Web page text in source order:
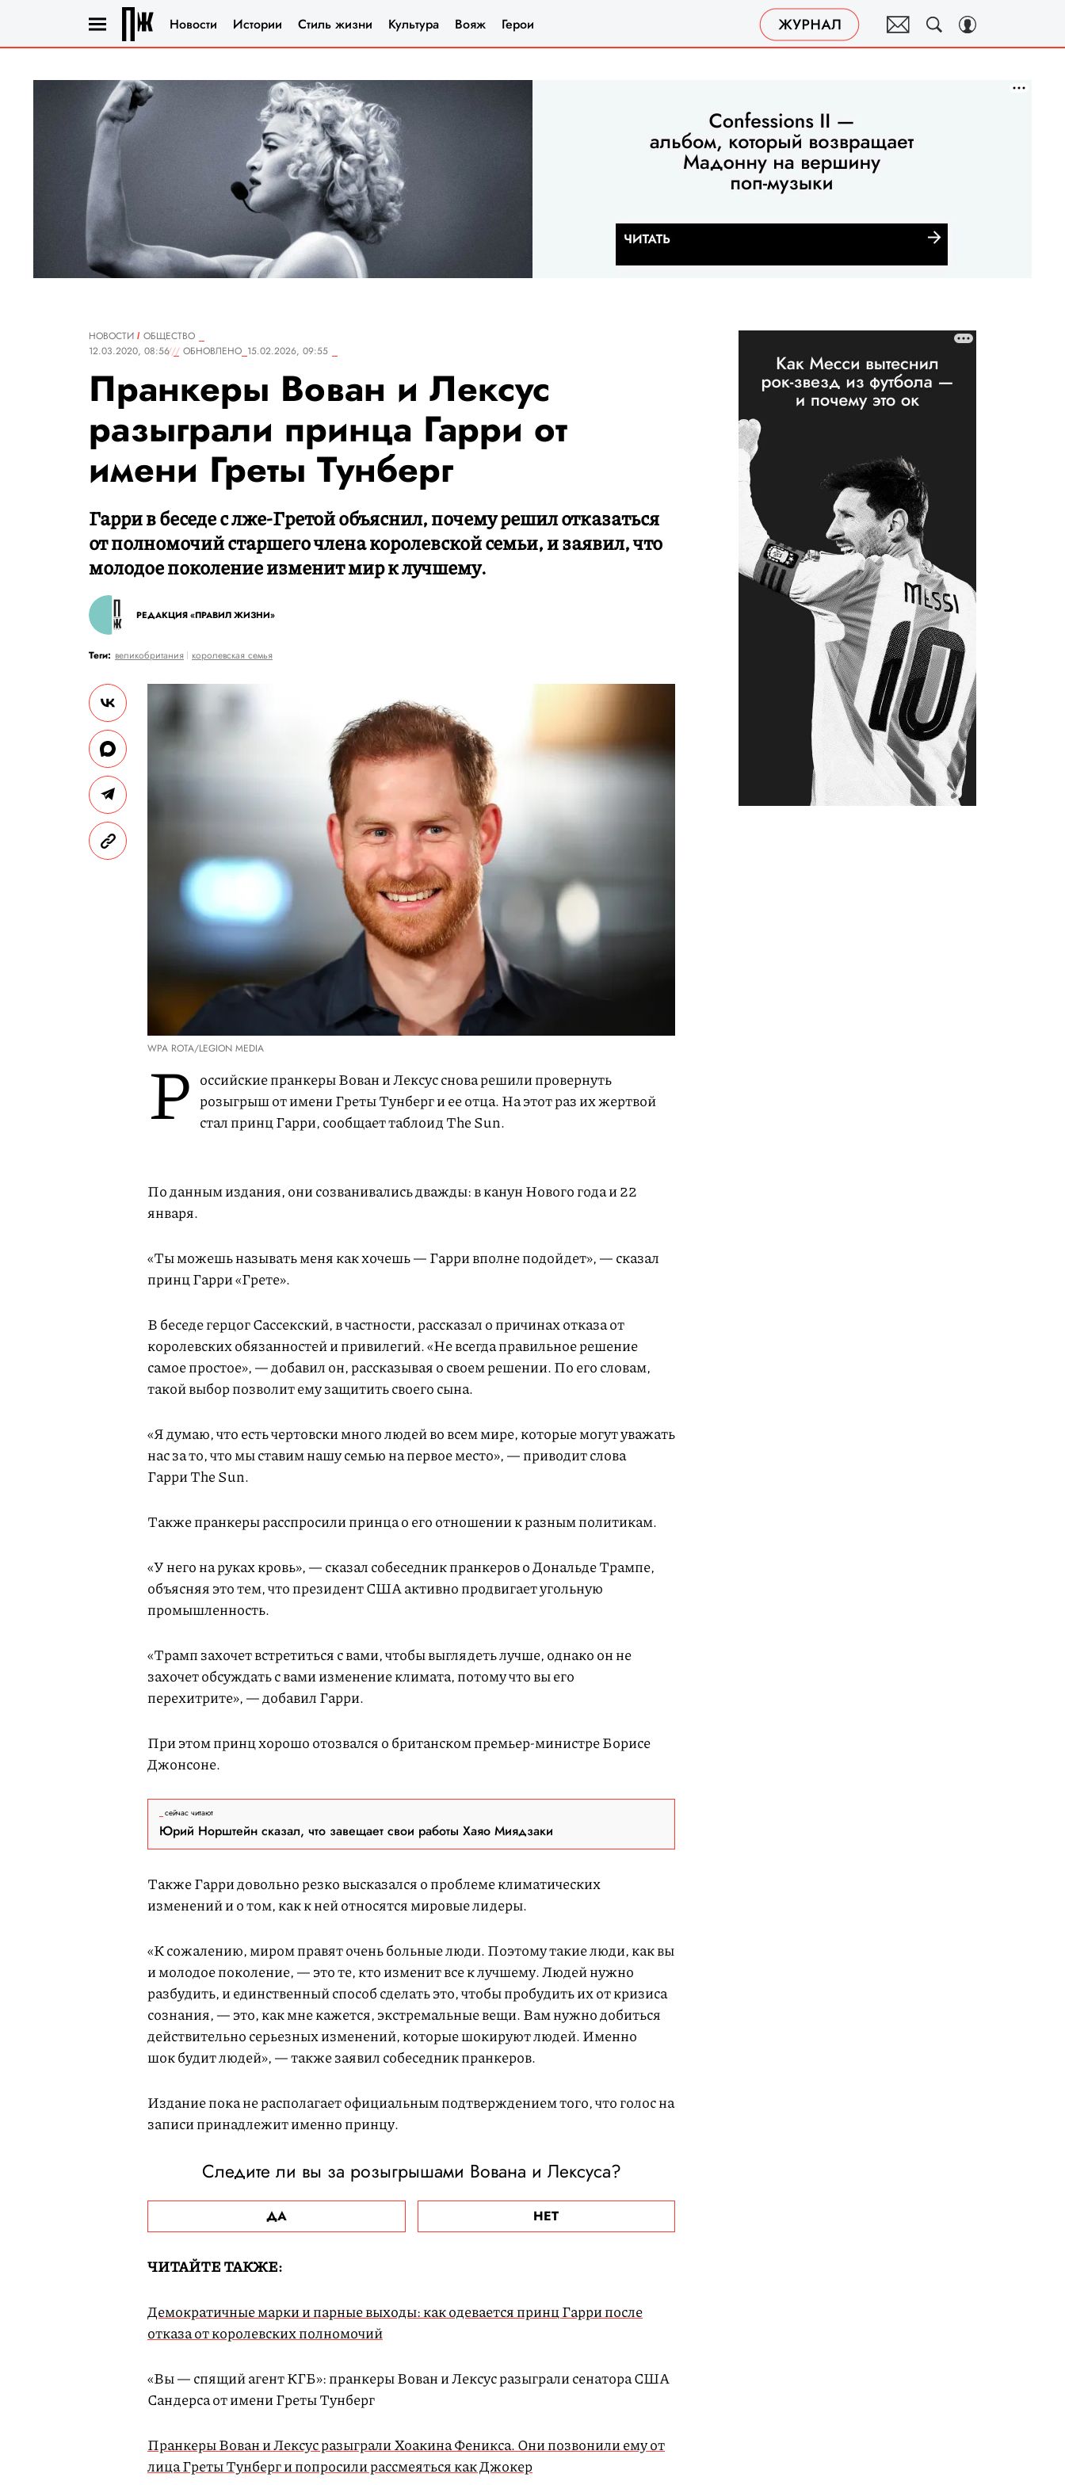
Новости Истории Стиль жизни Культура Вояж Герои
НОВОСТИ
ОБЩЕСТВО
12.03.2020, 08:56
ОБНОВЛЕНО 15.02.2026, 09:55
Пранкеры Вован и Лексус
разыграли принца Гарри от
имени Греты Тунберг
Гарри в беседе с лже-Гретой объяснил, почему решил отказаться
от полномочий старшего члена королевской семьи, и заявил, что
молодое поколение изменит мир к лучшему.
РЕДАКЦИЯ «ПРАВИЛ ЖИЗНИ»
Теги: великобритания королевская семья
WPA ROTA/LEGION MEDIA
Р оссийские пранкеры Вован и Лексус снова решили провернуть
розыгрыш от имени Греты Тунберг и ее отца. На этот раз их жертвой
стал принц Гарри, сообщает таблоид The Sun.
По данным издания, они созванивались дважды: в канун Нового года и 22
января.
«Ты можешь называть меня как хочешь — Гарри вполне подойдет», — сказал
принц Гарри «Грете».
В беседе герцог Сассекский, в частности, рассказал о причинах отказа от
королевских обязанностей и привилегий. «Не всегда правильное решение
самое простое», — добавил он, рассказывая о своем решении. По его словам,
такой выбор позволит ему защитить своего сына.
«Я думаю, что есть чертовски много людей во всем мире, которые могут уважать
нас за то, что мы ставим нашу семью на первое место», — приводит слова
Гарри The Sun.
Также пранкеры расспросили принца о его отношении к разным политикам.
«У него на руках кровь», — сказал собеседник пранкеров о Дональде Трампе,
объясняя это тем, что президент США активно продвигает угольную
промышленность.
«Трамп захочет встретиться с вами, чтобы выглядеть лучше, однако он не
захочет обсуждать с вами изменение климата, потому что вы его
перехитрите», — добавил Гарри.
При этом принц хорошо отозвался о британском премьер-министре Борисе
Джонсоне.
сейчас читают
Юрий Норштейн сказал, что завещает свои работы Хаяо Миядзаки
Также Гарри довольно резко высказался о проблеме климатических
изменений и о том, как к ней относятся мировые лидеры.
«К сожалению, миром правят очень больные люди. Поэтому такие люди, как вы
и молодое поколение, — это те, кто изменит все к лучшему. Людей нужно
разбудить, и единственный способ сделать это, чтобы пробудить их от кризиса
сознания, — это, как мне кажется, экстремальные вещи. Вам нужно добиться
действительно серьезных изменений, которые шокируют людей. Именно
шок будит людей», — также заявил собеседник пранкеров.
Издание пока не располагает официальным подтверждением того, что голос на
записи принадлежит именно принцу.
Следите ли вы за розыгрышами Вована и Лексуса?
ДА НЕТ
ЧИТАЙТЕ ТАКЖЕ:
Демократичные марки и парные выходы: как одевается принц Гарри после
отказа от королевских полномочий
«Вы — спящий агент КГБ»: пранкеры Вован и Лексус разыграли сенатора США
Сандерса от имени Греты Тунберг
Пранкеры Вован и Лексус разыграли Хоакина Феникса. Они позвонили ему от
лица Греты Тунберг и попросили рассмеяться как Джокер